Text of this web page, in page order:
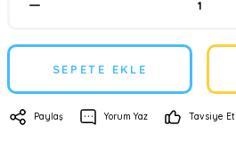
SEPETE EKLE
Paylaş Yorum Yaz Tavsiye Et